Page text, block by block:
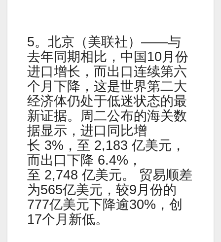
5。北京（美联社）——与
去年同期相比，中国10月份
进口增长，而出口连续第六
个月下降，这是世界第二大
经济体仍处于低迷状态的最
新证据。周二公布的海关数
据显示，进口同比增
长 3%，至 2,183 亿美元，
而出口下降 6.4%，
至 2,748 亿美元。 贸易顺差
为565亿美元，较9月份的
777亿美元下降逾30%，创
17个月新低。